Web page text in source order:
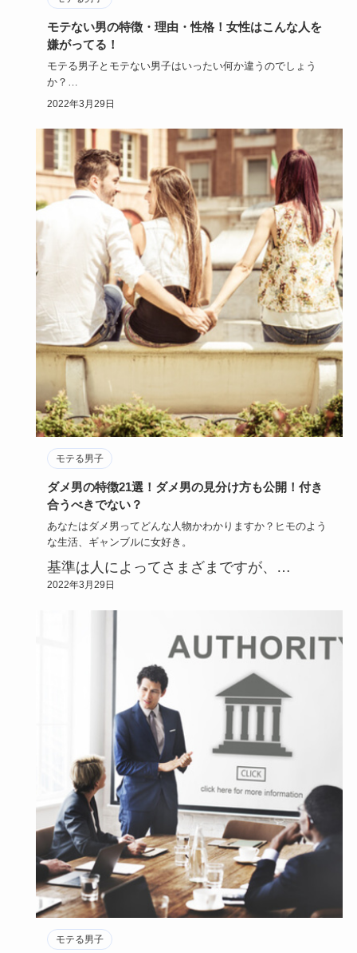
モテない男の特徴・理由・性格！女性はこんな人を
嫌がってる！
モテる男子とモテない男子はいったい何か違うのでしょう
か？
その違いは、ただ単に顔がかっこいいか否かだけではないは
2022年3月29日
モテる男子
ダメ男の特徴21選！ダメ男の見分け方も公開！付き
合うべきでない？
あなたはダメ男ってどんな人物かわかりますか？ヒモのよう
な生活、ギャンブルに女好き。
基準は人によってさまざまですが、…
2022年3月29日
モテる男子